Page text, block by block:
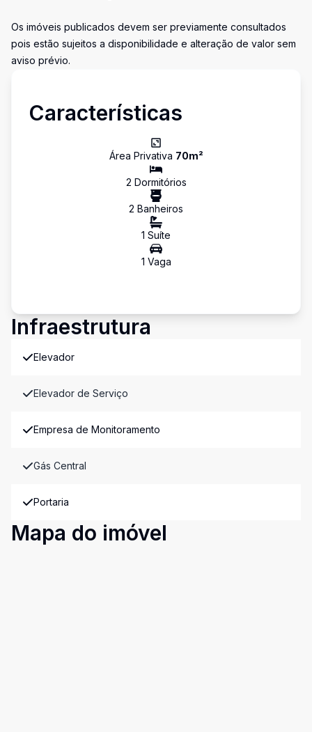
Os imóveis publicados devem ser previamente consultados
pois estão sujeitos a disponibilidade e alteração de valor sem
aviso prévio.
Características
Área Privativa 70m²
2 Dormitórios
2 Banheiros
1 Suíte
1 Vaga
Infraestrutura
Elevador
Elevador de Serviço
Empresa de Monitoramento
Gás Central
Portaria
Mapa do imóvel